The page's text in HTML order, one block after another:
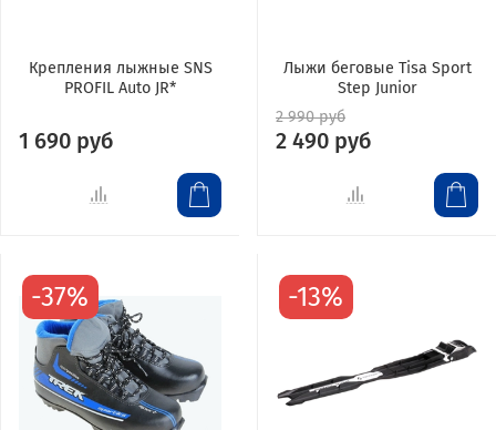
Крепления лыжные SNS
PROFIL Auto JR*
1 690 руб
Лыжи беговые Tisa Sport
Step Junior
2 990 руб
2 490 руб
-37% -13%